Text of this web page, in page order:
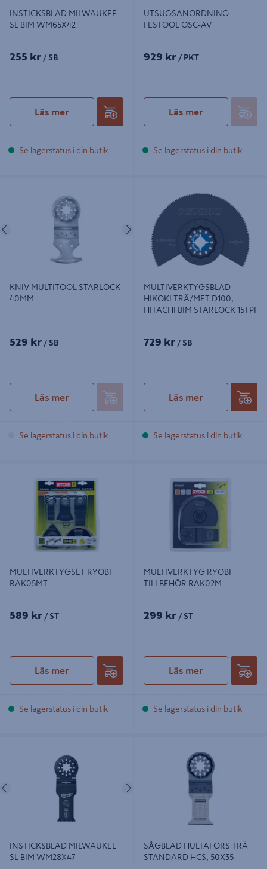
INSTICKSBLAD MILWAUKEE
SL BIM WM65X42
255 kr / SB
Läs mer
Se lagerstatus i din butik
UTSUGSANORDNING
FESTOOL OSC-AV
929 kr / PKT
Läs mer
Se lagerstatus i din butik
Föregående Nästa
KNIV MULTITOOL STARLOCK
40MM
529 kr / SB
Läs mer
Se lagerstatus i din butik
TRÄ/MET D100, HITACHI BIM
STARLOCK 15TPI
MULTIVERKTYGSBLAD
HIKOKI TRÄ/MET D100,
HITACHI BIM STARLOCK 15TPI
729 kr / SB
Läs mer
Se lagerstatus i din butik
RAK05MT
MULTIVERKTYGSET RYOBI
RAK05MT
589 kr / ST
Läs mer
Se lagerstatus i din butik
MULTIVERKTYG RYOBI
TILLBEHÖR RAK02M
299 kr / ST
Läs mer
Se lagerstatus i din butik
Föregående
INSTICKSBLAD MILWAUKEE
SL BIM WM28X47
STANDARD HCS, 50X35
SÅGBLAD HULTAFORS TRÄ
STANDARD HCS, 50X35